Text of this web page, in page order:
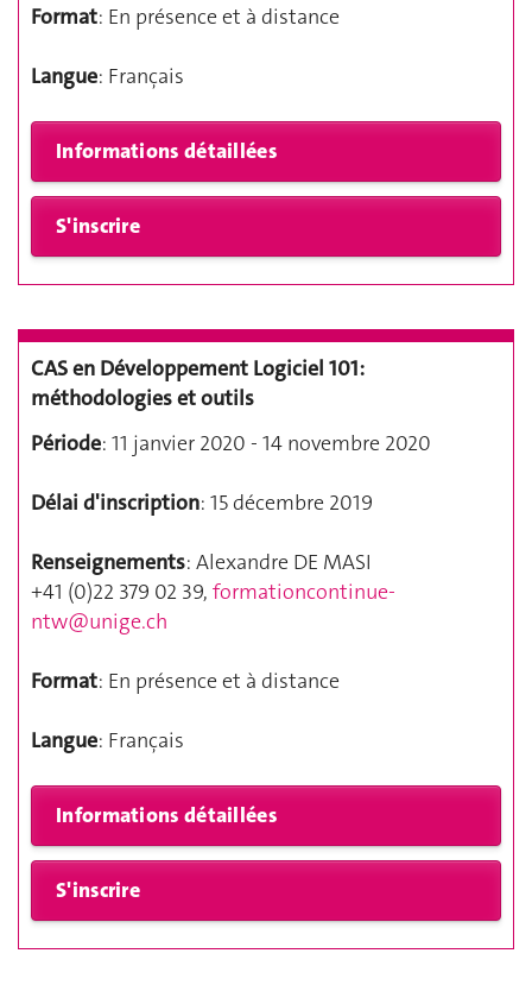
Format: En présence et à distance
Langue: Français
CAS en Développement Logiciel 101:
méthodologies et outils
Période: 11 janvier 2020 - 14 novembre 2020
Délai d'inscription: 15 décembre 2019
Renseignements: Alexandre DE MASI
+41 (0)22 379 02 39, formationcontinue-
ntw@unige.ch
Format: En présence et à distance
Langue: Français